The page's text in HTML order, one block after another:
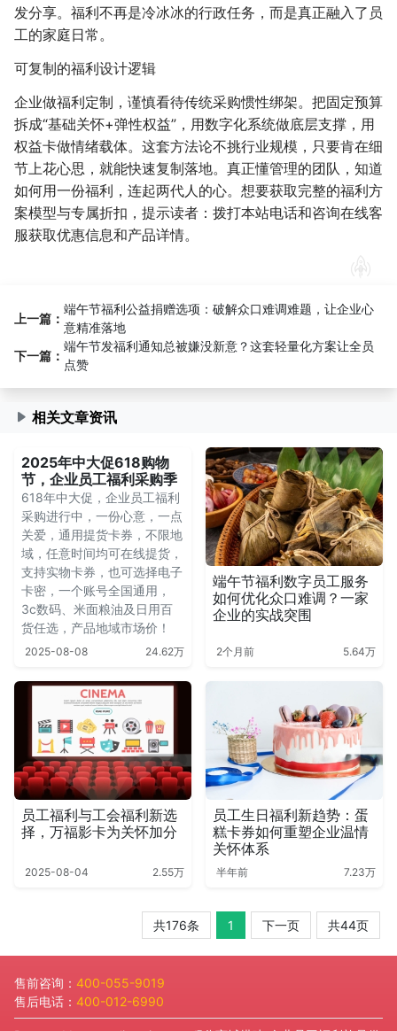
发分享。福利不再是冷冰冰的行政任务，而是真正融入了员
工的家庭日常。
可复制的福利设计逻辑
企业做福利定制，谨慎看待传统采购惯性绑架。把固定预算
拆成“基础关怀+弹性权益”，用数字化系统做底层支撑，用
权益卡做情绪载体。这套方法论不挑行业规模，只要肯在细
节上花心思，就能快速复制落地。真正懂管理的团队，知道
如何用一份福利，连起两代人的心。想要获取完整的福利方
案模型与专属折扣，提示读者：拨打本站电话和咨询在线客
服获取优惠信息和产品详情。
上一篇：
端午节福利公益捐赠选项：破解众口难调难题，让企业心
意精准落地
下一篇：
端午节发福利通知总被嫌没新意？这套轻量化方案让全员
点赞
相关文章资讯
2025年中大促618购物
节，企业员工福利采购季
618年中大促，企业员工福利
采购进行中，一份心意，一点
关爱，通用提货卡券，不限地
域，任意时间均可在线提货，
支持实物卡券，也可选择电子
卡密，一个账号全国通用，
3c数码、米面粮油及日用百
货任选，产品地域市场价！
2025-08-08 24.62万
端午节福利数字员工服务
如何优化众口难调？一家
企业的实战突围
2个月前 5.64万
员工福利与工会福利新选
择，万福影卡为关怀加分
2025-08-04 2.55万
员工生日福利新趋势：蛋
糕卡券如何重塑企业温情
关怀体系
半年前 7.23万
共176条 1 下一页 共44页
售前咨询： 400-055-9019
售后电话： 400-012-6990